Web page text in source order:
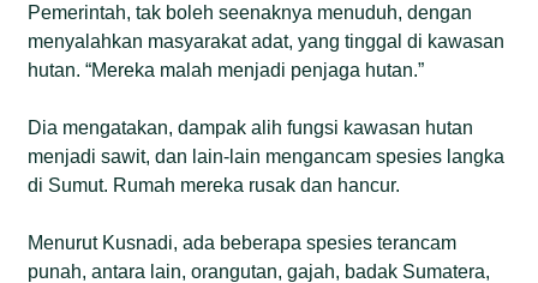
Pemerintah, tak boleh seenaknya menuduh, dengan
menyalahkan masyarakat adat, yang tinggal di kawasan
hutan. “Mereka malah menjadi penjaga hutan.”
Dia mengatakan, dampak alih fungsi kawasan hutan
menjadi sawit, dan lain-lain mengancam spesies langka
di Sumut. Rumah mereka rusak dan hancur.
Menurut Kusnadi, ada beberapa spesies terancam
punah, antara lain, orangutan, gajah, badak Sumatera,